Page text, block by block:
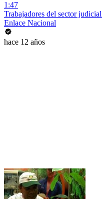
1:47
Trabajadores del sector
Enlace Nacional
hace 12 años